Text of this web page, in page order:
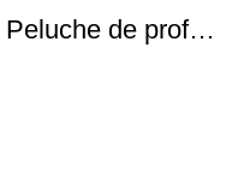
Pack Papá Profesional – Peluche de profesiones